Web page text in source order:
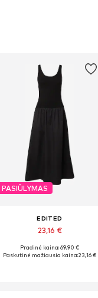
PASIŪLYMAS
EDITED
23,16 €
Galimi dydžiai: 34, 36, 38, 40
Pradinė kaina: 69,90 €
Paskutinė mažiausia kaina:23,16 €